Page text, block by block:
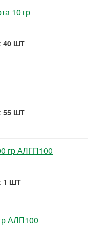
10 гр
40 ШТ
55 ШТ
гр АЛГП100
1 ШТ
АЛП100